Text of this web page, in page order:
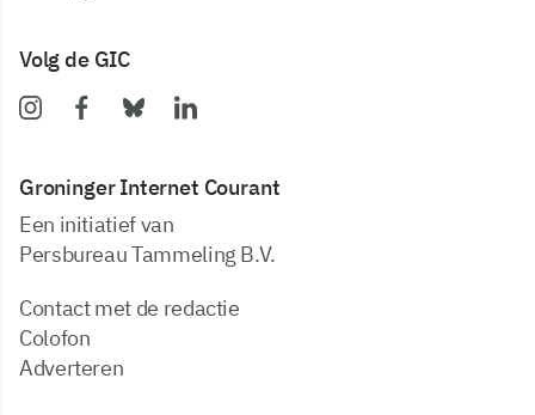
Volg de GIC
Groninger Internet Courant
Een initiatief van
Persbureau Tammeling B.V.
Contact met de redactie
Colofon
Adverteren